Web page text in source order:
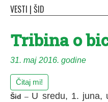
VESTI | ŠID
Tribinа o
31. maj 2016. godine
Čitaj mi!
Šid – U sredu, 1. junа,